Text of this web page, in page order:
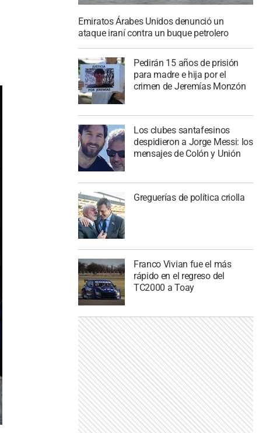
Emiratos Árabes Unidos denunció un
ataque iraní contra un buque petrolero
Pedirán 15 años de prisión
para madre e hija por el
crimen de Jeremías Monzón
Los clubes santafesinos
despidieron a Jorge Messi: los
mensajes de Colón y Unión
Greguerías de política criolla
Franco Vivian fue el más
rápido en el regreso del
TC2000 a Toay